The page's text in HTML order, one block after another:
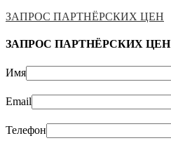
ЗАПРОС ПАРТНЁРСКИХ ЦЕН
ЗАПРОС ПАРТНЁРСКИХ ЦЕН
Имя
Email
Телефон